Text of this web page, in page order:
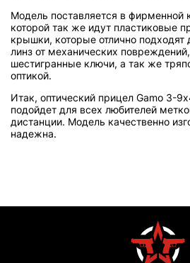
Модель поставляется в фирменной
которой так же идут пластиковые
крышки, которые отлично подходят
линз от механических
шестигранные ключи, а так же
оптикой.
Итак, оптический прицел Gamo 3-
подойдет для всех любителей
дистанции. Модель качественно
надежна.